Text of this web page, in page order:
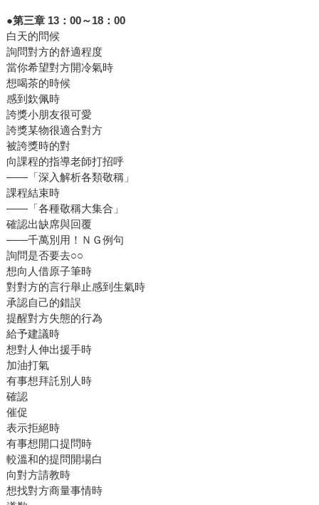
●第三章 13：00～18：00
白天的問候
詢問對方的舒適程度
當你希望對方開冷氣時
想喝茶的時候
感到欽佩時
誇獎小朋友很可愛
誇獎某物很適合對方
被誇獎時的對
向課程的指導老師打招呼
——「深入解析各類敬稱」
課程結束時
——「各種敬稱大集合」
確認出缺席與回覆
——千萬別用！ＮＧ例句
詢問是否要去○○
想向人借原子筆時
對對方的言行舉止感到生氣時
承認自己的錯誤
提醒對方失態的行為
給予建議時
想對人伸出援手時
加油打氣
有事想拜託別人時
確認
催促
表示拒絕時
有事想開口提問時
較溫和的提問開場白
向對方請教時
想找對方商量事情時